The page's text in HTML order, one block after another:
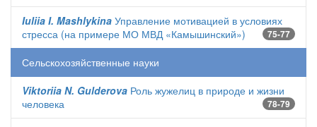
Iuliia I. Mashlykina Управление мотивацией в условиях
стресса (на примере МО МВД «Камышинский»)
75-77
Сельскохозяйственные науки
Viktoriia N. Gulderova Роль жужелиц в природе и жизни
человека
78-79